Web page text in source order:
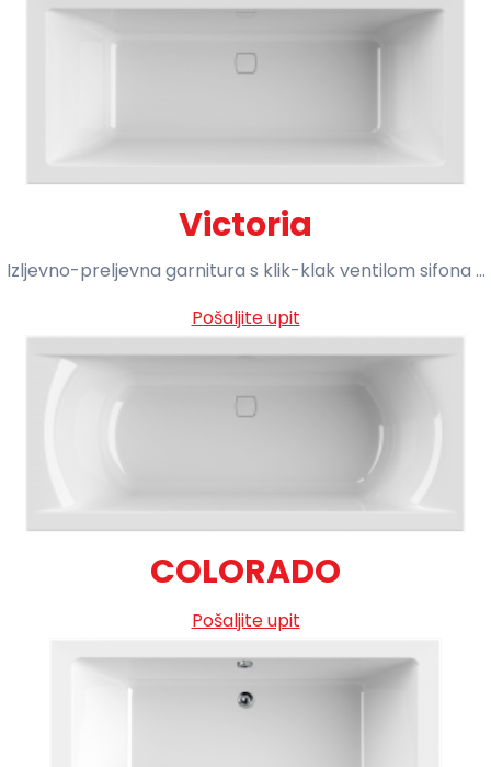
Victoria
Izljevno-preljevna garnitura s klik-klak ventilom sifona ...
Pošaljite upit
COLORADO
Pošaljite upit